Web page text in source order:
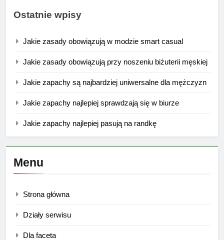
Ostatnie wpisy
Jakie zasady obowiązują w modzie smart casual
Jakie zasady obowiązują przy noszeniu biżuterii męskiej
Jakie zapachy są najbardziej uniwersalne dla mężczyzn
Jakie zapachy najlepiej sprawdzają się w biurze
Jakie zapachy najlepiej pasują na randkę
Menu
Strona główna
Działy serwisu
Dla faceta